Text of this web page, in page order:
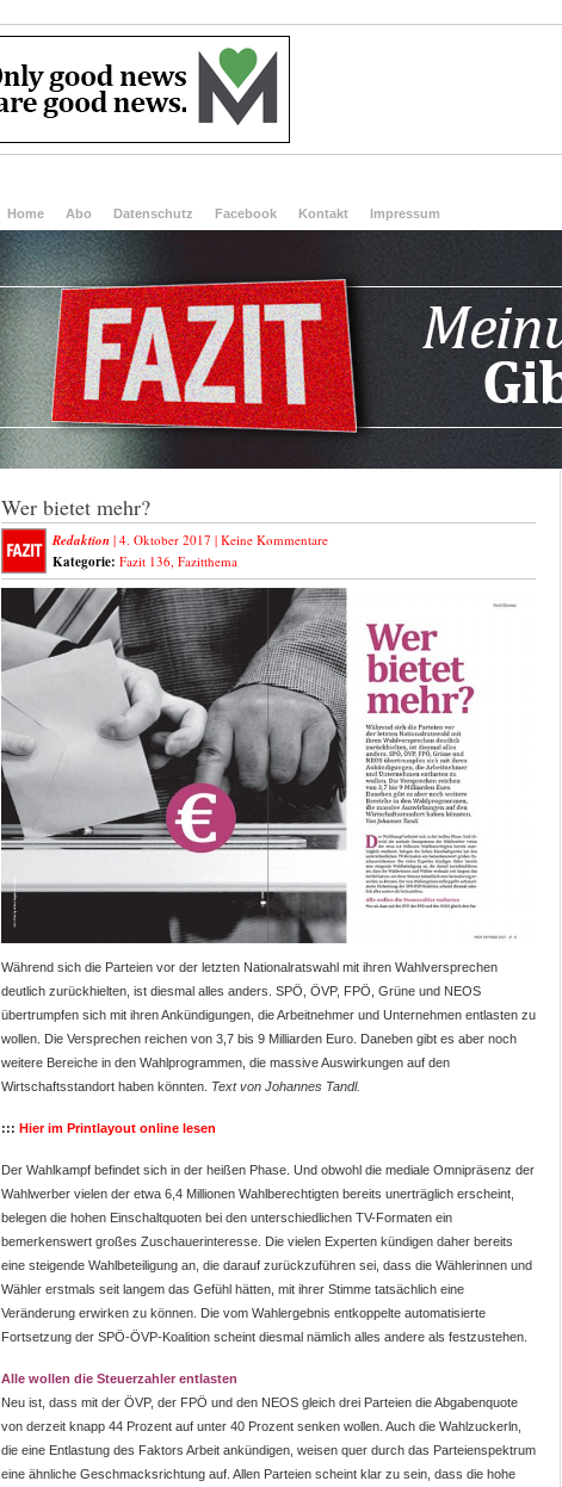
Home Abo Datenschutz Facebook Kontakt Impressum
Wer bietet mehr?
Redaktion | 4. Oktober 2017 | Keine Kommentare
Kategorie: Fazit 136, Fazitthema
Während sich die Parteien vor der letzten Nationalratswahl mit ihren Wahlversprechen
deutlich zurückhielten, ist diesmal alles anders. SPÖ, ÖVP, FPÖ, Grüne und NEOS
übertrumpfen sich mit ihren Ankündigungen, die Arbeitnehmer und Unternehmen entlasten zu
wollen. Die Versprechen reichen von 3,7 bis 9 Milliarden Euro. Daneben gibt es aber noch
weitere Bereiche in den Wahlprogrammen, die massive Auswirkungen auf den
Wirtschaftsstandort haben könnten. Text von Johannes Tandl.
::: Hier im Printlayout online lesen
Der Wahlkampf befindet sich in der heißen Phase. Und obwohl die mediale Omnipräsenz der
Wahlwerber vielen der etwa 6,4 Millionen Wahlberechtigten bereits unerträglich erscheint,
belegen die hohen Einschaltquoten bei den unterschiedlichen TV-Formaten ein
bemerkenswert großes Zuschauerinteresse. Die vielen Experten kündigen daher bereits
eine steigende Wahlbeteiligung an, die darauf zurückzuführen sei, dass die Wählerinnen und
Wähler erstmals seit langem das Gefühl hätten, mit ihrer Stimme tatsächlich eine
Veränderung erwirken zu können. Die vom Wahlergebnis entkoppelte automatisierte
Fortsetzung der SPÖ-ÖVP-Koalition scheint diesmal nämlich alles andere als festzustehen.
Alle wollen die Steuerzahler entlasten
Neu ist, dass mit der ÖVP, der FPÖ und den NEOS gleich drei Parteien die Abgabenquote
von derzeit knapp 44 Prozent auf unter 40 Prozent senken wollen. Auch die Wahlzuckerln,
die eine Entlastung des Faktors Arbeit ankündigen, weisen quer durch das Parteienspektrum
eine ähnliche Geschmacksrichtung auf. Allen Parteien scheint klar zu sein, dass die hohe